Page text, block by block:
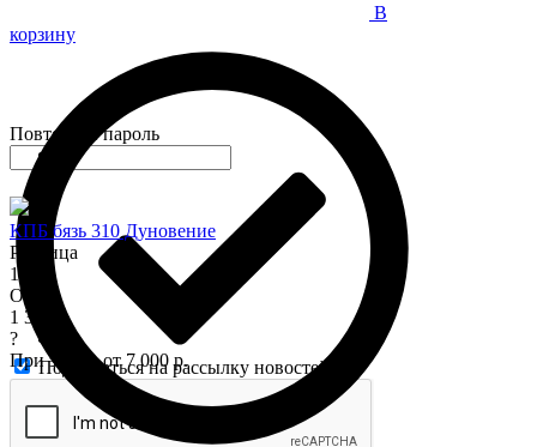
В
корзину
КПБ бязь 310 Дуновение
Розница
1 575
Опт
1 345
?
При заказе от 7 000 р.
Повторите пароль
Подписаться на рассылку новостей